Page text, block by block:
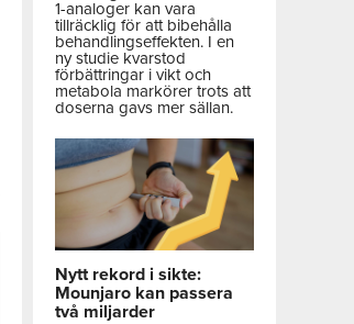
1-analoger kan vara
tillräcklig för att bibehålla
behandlingseffekten. I en
ny studie kvarstod
förbättringar i vikt och
metabola markörer trots att
doserna gavs mer sällan.
Nytt rekord i sikte:
Mounjaro kan passera
två miljarder